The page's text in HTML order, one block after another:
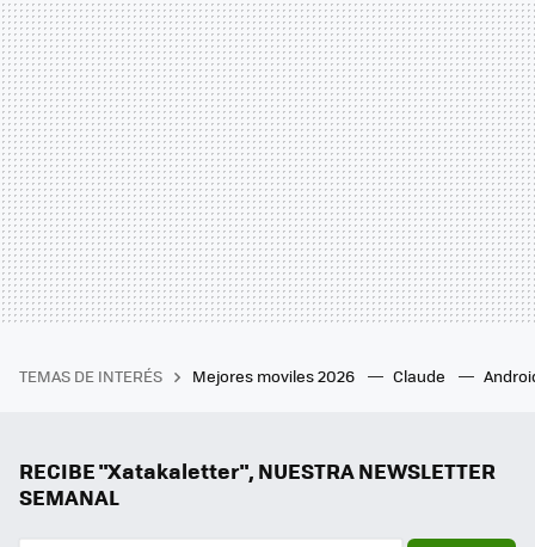
TEMAS DE INTERÉS Mejores moviles 2026 Claude
RECIBE "Xatakaletter", NUESTRA NEWSLETTER
SEMANAL